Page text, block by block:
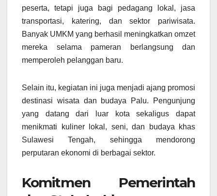
peserta, tetapi juga bagi pedagang lokal, jasa
transportasi, katering, dan sektor pariwisata.
Banyak UMKM yang berhasil meningkatkan omzet
mereka selama pameran berlangsung dan
memperoleh pelanggan baru.
Selain itu, kegiatan ini juga menjadi ajang promosi
destinasi wisata dan budaya Palu. Pengunjung
yang datang dari luar kota sekaligus dapat
menikmati kuliner lokal, seni, dan budaya khas
Sulawesi Tengah, sehingga mendorong
perputaran ekonomi di berbagai sektor.
Komitmen Pemerintah